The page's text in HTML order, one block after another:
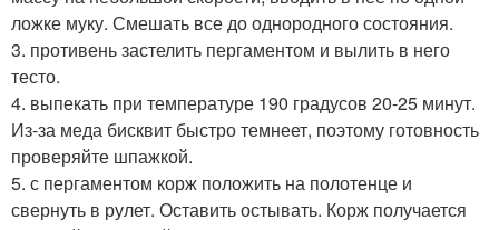
ложке муку. Смешать все до однородного состояния.
3. противень застелить пергаментом и вылить в него
тесто.
4. выпекать при температуре 190 градусов 20-25 минут.
Из-за меда бисквит быстро темнеет, поэтому готовность
проверяйте шпажкой.
5. с пергаментом корж положить на полотенце и
свернуть в рулет. Оставить остывать. Корж получается